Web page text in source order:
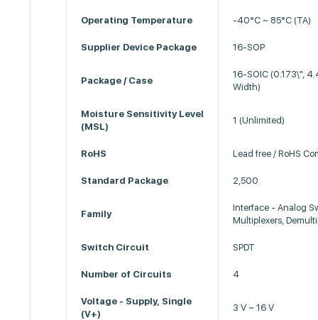
Operating Temperature -40°C ~ 85°C (TA)
Supplier Device Package 16-SOP
Package / Case
16-SOIC (0.173\",
Width)
Moisture Sensitivity Level
(MSL)
1 (Unlimited)
RoHS Lead free / RoHS
Standard Package 2,500
Family
Interface - Analog
Multiplexers,
Switch Circuit SPDT
Number of Circuits 4
Voltage - Supply, Single
(V+)
3 V ~ 16 V